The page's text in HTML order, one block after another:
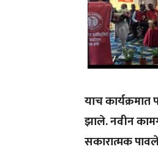
याच
झाले. नवीन
सकारात्मक